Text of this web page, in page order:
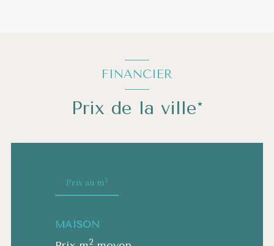
FINANCIER
Prix de la ville*
Prix au m 2
MAISON
2